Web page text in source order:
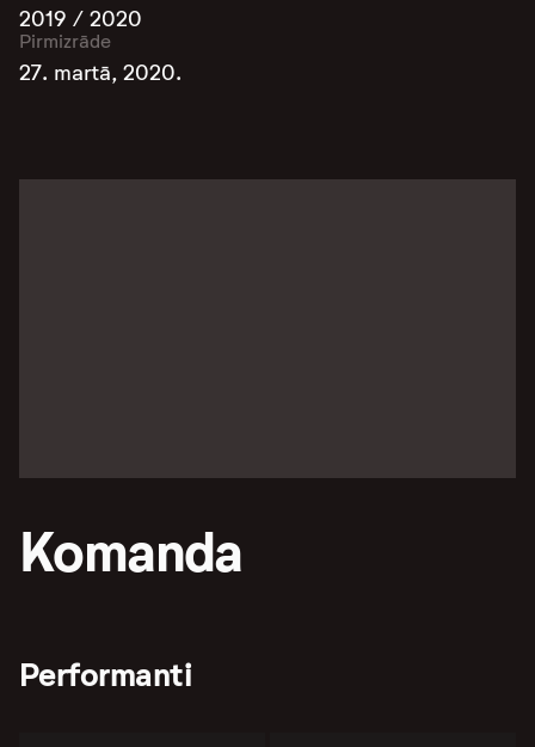
2019 / 2020
Pirmizrāde
27. martā, 2020.
Komanda
Performanti